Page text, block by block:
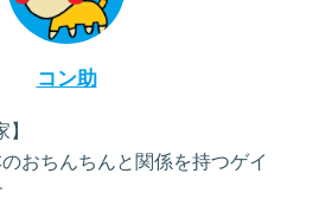
コン助
】
おちんちんと関係を持つゲイ